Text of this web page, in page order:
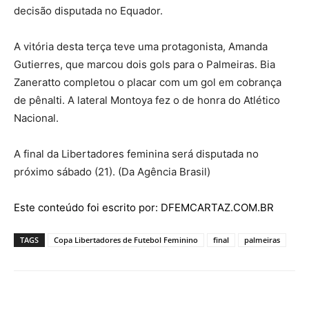
decisão disputada no Equador.
A vitória desta terça teve uma protagonista, Amanda
Gutierres, que marcou dois gols para o Palmeiras. Bia
Zaneratto completou o placar com um gol em cobrança
de pênalti. A lateral Montoya fez o de honra do Atlético
Nacional.
A final da Libertadores feminina será disputada no
próximo sábado (21). (Da Agência Brasil)
Este conteúdo foi escrito por: DFEMCARTAZ.COM.BR
TAGS Copa Libertadores de Futebol Feminino final palmeiras